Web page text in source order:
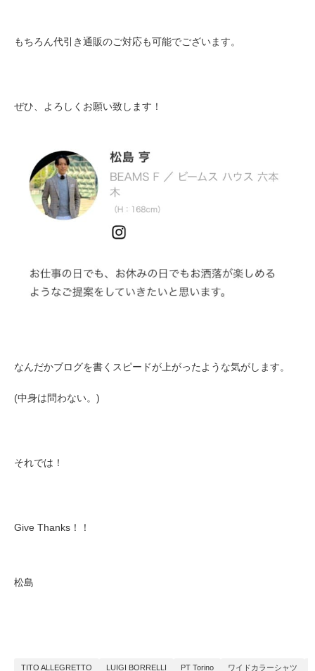
もちろん代引き通販のご対応も可能でございます。
ぜひ、よろしくお願い致します！
なんだかブログを書くスピードが上がったような気がします。
(中身は問わない。)
それでは！
Give Thanks！！
松島
TITO ALLEGRETTO LUIGI BORRELLI PT Torino ワイドカラーシャツ